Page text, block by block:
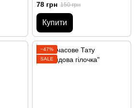
78 грн 150 грн
Купити
−47%
SALE